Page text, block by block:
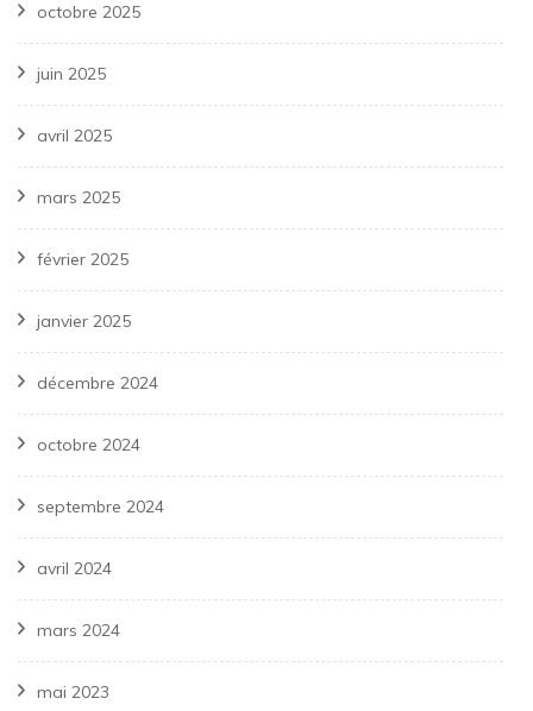
octobre 2025
juin 2025
avril 2025
mars 2025
février 2025
janvier 2025
décembre 2024
octobre 2024
septembre 2024
avril 2024
mars 2024
mai 2023